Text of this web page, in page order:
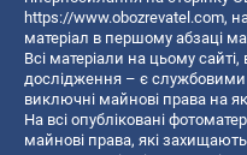
https://www.obozrevatel.com,
матеріал в першому абзаці
Всі матеріали на цьому сайті,
дослідження – є службовими
виключні майнові права на
На всі опубліковані
майнові права, які